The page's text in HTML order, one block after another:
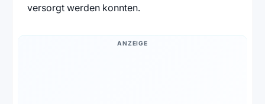
versorgt werden konnten.
ANZEIGE